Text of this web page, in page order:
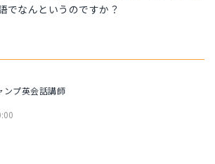
でなんというのですか？
ンプ英会話講師